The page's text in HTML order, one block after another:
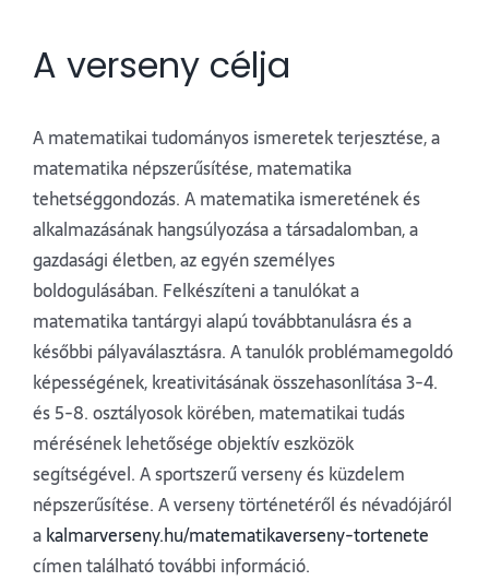
A verseny célja
A matematikai tudományos ismeretek terjesztése, a
matematika népszerűsítése, matematika
tehetséggondozás. A matematika ismeretének és
alkalmazásának hangsúlyozása a társadalomban, a
gazdasági életben, az egyén személyes
boldogulásában. Felkészíteni a tanulókat a
matematika tantárgyi alapú továbbtanulásra és a
későbbi pályaválasztásra. A tanulók problémamegoldó
képességének, kreativitásának összehasonlítása 3-4.
és 5-8. osztályosok körében, matematikai tudás
mérésének lehetősége objektív eszközök
segítségével. A sportszerű verseny és küzdelem
népszerűsítése. A verseny történetéről és névadójáról
akalmarverseny.hu/matematikaverseny-tortenete
címen található további információ.